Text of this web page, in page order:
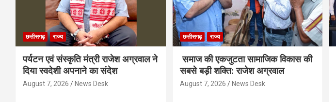
छत्तीसगढ़ राज्य
पर्यटन एवं संस्कृति मंत्री राजेश अग्रवाल ने
दिया स्वदेशी अपनाने का संदेश
August 7, 2026 News Desk
छत्तीसगढ़ राज्य
समाज की एकजुटता सामाजिक विकास की
सबसे बड़ी शक्ति: राजेश अग्रवाल
August 7, 2026 News Desk